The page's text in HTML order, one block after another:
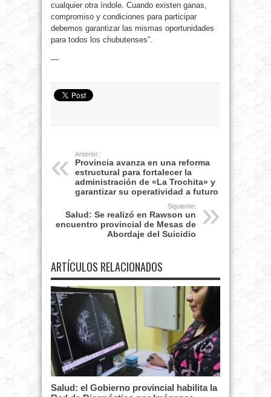
cualquier otra índole. Cuando existen ganas,
compromiso y condiciones para participar
debemos garantizar las mismas oportunidades
para todos los chubutenses”.
—
Anterior:
Provincia avanza en una reforma
estructural para fortalecer la
administración de «La Trochita» y
garantizar su operatividad a futuro
Siguiente:
Salud: Se realizó en Rawson un
encuentro provincial de Mesas de
Abordaje del Suicidio
ARTÍCULOS RELACIONADOS
Salud: el Gobierno provincial habilita la